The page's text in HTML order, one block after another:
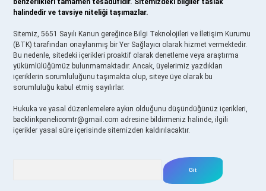
benzerlikleri tamamen tesadüfidir. Sitemizdeki bilgiler taslak
halindedir ve tavsiye niteliği taşımazlar.
Sitemiz, 5651 Sayılı Kanun gereğince Bilgi Teknolojileri ve İletişim Kurumu
(BTK) tarafından onaylanmış bir Yer Sağlayıcı olarak hizmet vermektedir.
Bu nedenle, sitedeki içerikleri proaktif olarak denetleme veya araştırma
yükümlülüğümüz bulunmamaktadır. Ancak, üyelerimiz yazdıkları
içeriklerin sorumluluğunu taşımakta olup, siteye üye olarak bu
sorumluluğu kabul etmiş sayılırlar.
Hukuka ve yasal düzenlemelere aykırı olduğunu düşündüğünüz içerikleri,
backlinkpanelicomtr@gmail.com adresine bildirmeniz halinde, ilgili
içerikler yasal süre içerisinde sitemizden kaldırılacaktır.